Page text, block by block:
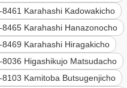
8461 Karahashi Kadowakicho
8465 Karahashi Hanazonocho
8469 Karahashi Hiragakicho
8036 Higashikujo Matsudacho
8103 Kamitoba Butsugenjicho